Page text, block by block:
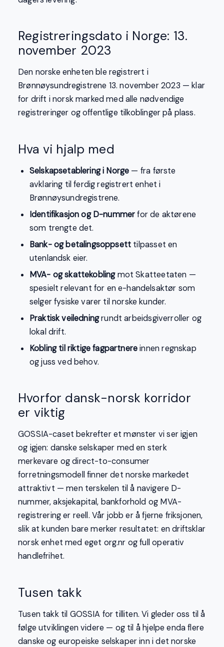
Registreringsdato i Norge: 13.
november 2023
Den norske enheten ble registrert i
Brønnøysundregistrene 13. november 2023 — klar
for drift i norsk marked med alle nødvendige
registreringer og offentlige tilkoblinger på plass.
Hva vi hjalp med
Selskapsetablering i Norge — fra første
avklaring til ferdig registrert enhet i
Brønnøysundregistrene.
Identifikasjon og D-nummerfor de aktørene
som trengte det.
Bank- og betalingsoppsett tilpasset en
utenlandsk eier.
MVA- og skattekoblingmot Skatteetaten —
spesielt relevant for en e-handelsaktør som
selger fysiske varer til norske kunder.
Praktisk veiledningrundt arbeidsgiverroller og
lokal drift.
Kobling til riktige fagpartnereinnen regnskap
og juss ved behov.
Hvorfor dansk-norsk korridor
er viktig
GOSSIA-caset bekrefter et mønster vi ser igjen
og igjen: danske selskaper med en sterk
merkevare og direct-to-consumer
forretningsmodell finner det norske markedet
attraktivt — men terskelen til å navigere D-
nummer, aksjekapital, bankforhold og MVA-
registrering er reell. Vår jobb er å fjerne friksjonen,
slik at kunden bare merker resultatet: en driftsklar
norsk enhet med eget org.nr og full operativ
handlefrihet.
Tusen takk
Tusen takk til GOSSIA for tilliten. Vi gleder oss til å
følge utviklingen videre — og til å hjelpe enda flere
danske og europeiske selskaper inn i det norske